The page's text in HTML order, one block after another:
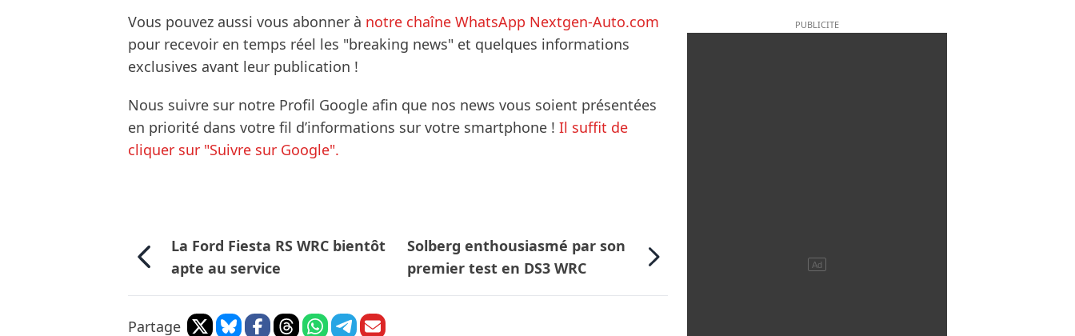
Vous pouvez aussi vous abonner à notre chaîne WhatsApp Nextgen-Auto.com
pour recevoir en temps réel les "breaking news" et quelques informations
exclusives avant leur publication !
Nous suivre sur notre Profil Google afin que nos news vous soient présentées
en priorité dans votre fil d’informations sur votre smartphone ! Il suffit de
cliquer sur "Suivre sur Google".
La Ford Fiesta RS WRC bientôt
apte au service
Solberg enthousiasmé par son
premier test en DS3 WRC
Partage